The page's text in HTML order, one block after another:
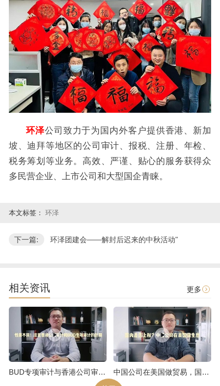
环泽公司致力于为国内外客户提供香港、新加
坡、迪拜等地区的公司审计、报税、注册、年检、
税务筹划等业务。高效、严谨、贴心的服务获得众
多民营企业、上市公司和大型国企青睐。
本文标签： 环泽
下一篇: 环泽团建会——解封后迟来的中秋活动"
相关资讯 更多
BUD专项审计与香港公司审计是不一样的
中国公司在美国做贸易，国内是否上税呢